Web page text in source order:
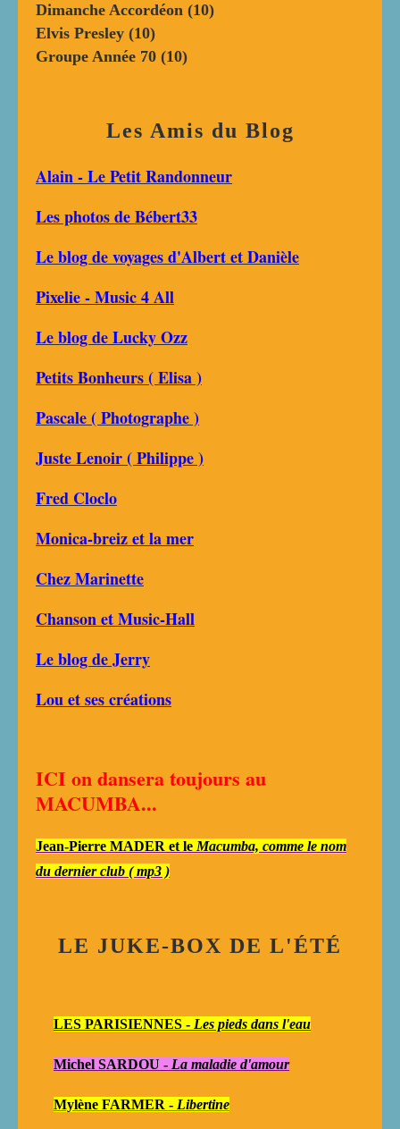
Dimanche Accordéon (10)
Elvis Presley (10)
Groupe Année 70 (10)
Les Amis du Blog
Alain - Le Petit Randonneur
Les photos de Bébert33
Le blog de voyages d'Albert et Danièle
Pixelie - Music 4 All
Le blog de Lucky Ozz
Petits Bonheurs ( Elisa )
Pascale ( Photographe )
Juste Lenoir ( Philippe )
Fred Cloclo
Monica-breiz et la mer
Chez Marinette
Chanson et Music-Hall
Le blog de Jerry
Lou et ses créations
ICI on dansera toujours au
MACUMBA...
Jean-Pierre MADER et le Macumba, comme le nom
du dernier club ( mp3 )
LE JUKE-BOX DE L'ÉTÉ
LES PARISIENNES - Les pieds dans l'eau
Michel SARDOU - La maladie d'amour
Mylène FARMER - Libertine